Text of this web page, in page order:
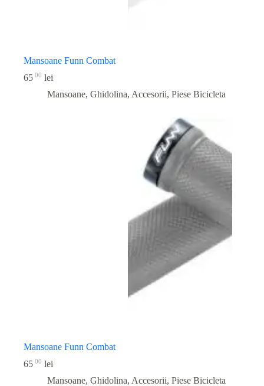
Mansoane Funn Combat
65 00 lei
Mansoane, Ghidolina, Accesorii, Piese Bicicleta
Mansoane Funn Combat
65 00 lei
Mansoane, Ghidolina, Accesorii, Piese Bicicleta